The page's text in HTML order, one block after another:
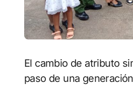
El cambio de atributo
paso de una